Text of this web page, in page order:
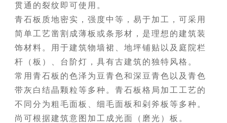
贯通的裂纹即可使用。
青石板质地密实，强度中等，易于加工，可采用
简单工艺凿割成薄板或条形材，是理想的建筑装
饰材料。用于建筑物墙裙、地坪铺贴以及庭院栏
杆（板）、台阶灯，具有古建筑的独特风格。
常用青石板的色泽为豆青色和深豆青色以及青色
带灰白结晶颗粒等多种。青石板格局加工工艺的
不同分为粗毛面板、细毛面板和剁斧板等多种。
尚可根据建筑意图加工成光面（磨光）板。